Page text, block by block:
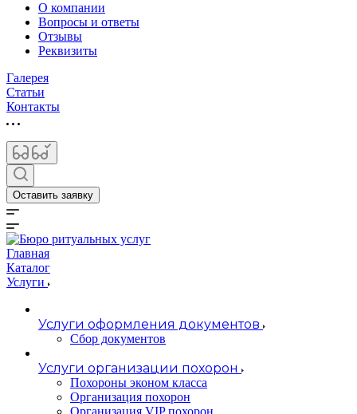
О компании
Вопросы и ответы
Отзывы
Реквизиты
Галерея
Статьи
Контакты
Оставить заявку
Главная
Каталог
Услуги
Услуги оформления документов
Сбор документов
Услуги организации похорон
Похороны эконом класса
Организация похорон
Организация VIP похорон